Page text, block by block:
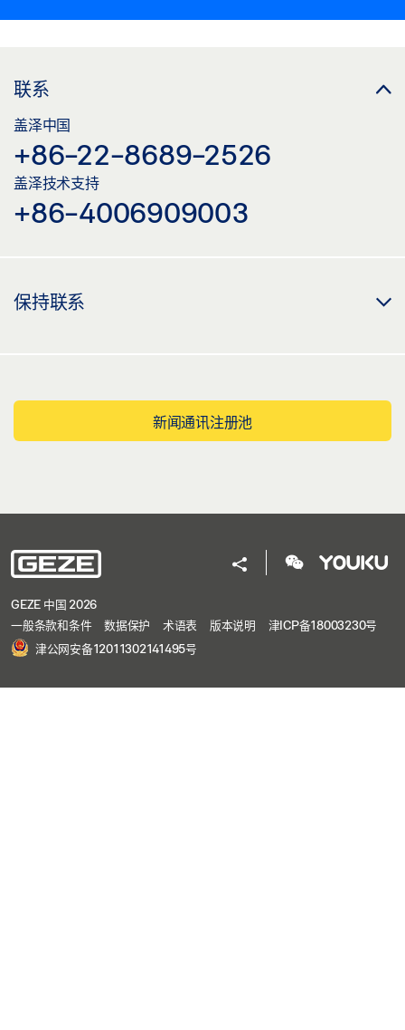
联系
盖泽中国
+86-22-8689-2526
盖泽技术支持
+86-4006909003
保持联系
新闻通讯注册池
GEZE 中国 2026
一般条款和条件
数据保护 术语表 版本说明
津ICP备18003230号
津公网安备12011302141495号